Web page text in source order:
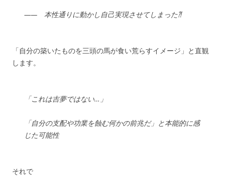
—— 本性通りに動かし自己実現させてしまった⁈
「自分の築いたものを三頭の馬が食い荒らすイメージ」と直観
します。
「これは吉夢ではない…」
「自分の支配や功業を蝕む何かの前兆だ」と本能的に感
じた可能性
それで